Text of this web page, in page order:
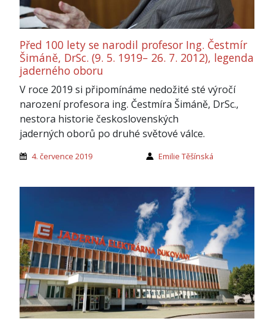
Před 100 lety se narodil profesor Ing. Čestmír
Šimáně, DrSc. (9. 5. 1919– 26. 7. 2012), legenda
jaderného oboru
V roce 2019 si připomínáme nedožité sté výročí
narození profesora ing. Čestmíra Šimáně, DrSc.,
nestora historie československých
jaderných oborů po druhé světové válce.
4. července 2019 Emilie Těšínská